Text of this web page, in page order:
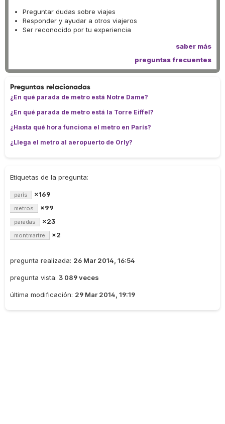
Preguntar dudas sobre viajes
Responder y ayudar a otros viajeros
Ser reconocido por tu experiencia
saber más
preguntas frecuentes
Preguntas relacionadas
¿En qué parada de metro está Notre Dame?
¿En qué parada de metro está la Torre Eiffel?
¿Hasta qué hora funciona el metro en París?
¿Llega el metro al aeropuerto de Orly?
Etiquetas de la pregunta:
parís ×169
metros ×99
paradas ×23
montmartre ×2
pregunta realizada: 26 Mar 2014, 16:54
pregunta vista: 3 089 veces
última modificación: 29 Mar 2014, 19:19